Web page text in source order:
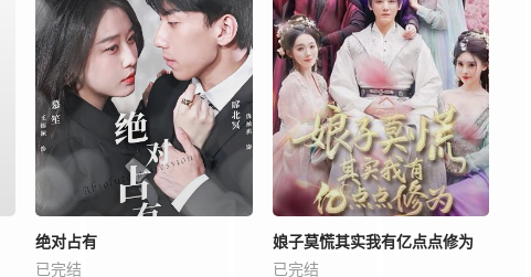
绝对占有
已完结
娘子莫慌其实我有亿点点修为
已完结